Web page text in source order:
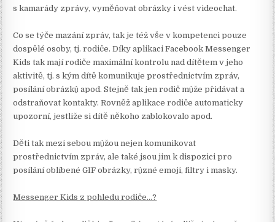
s kamarády zprávy, vyměňovat obrázky i vést videochat.
Co se týče mazání zpráv, tak je též vše v kompetenci pouze
dospělé osoby, tj. rodiče. Díky aplikaci Facebook Messenger
Kids tak mají rodiče maximální kontrolu nad dítětem v jeho
aktivitě, tj. s kým dítě komunikuje prostřednictvím zpráv,
posílání obrázků apod. Stejně tak jen rodič může přidávat a
odstraňovat kontakty. Rovněž aplikace rodiče automaticky
upozorní, jestliže si dítě někoho zablokovalo apod.
Děti tak mezi sebou můžou nejen komunikovat
prostřednictvím zpráv, ale také jsou jim k dispozici pro
posílání oblíbené GIF obrázky, různé emoji, filtry i masky.
Messenger Kids z pohledu rodiče…?